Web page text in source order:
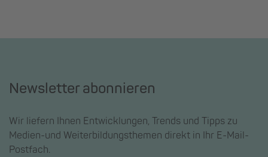
Newsletter abonnieren
Wir liefern Ihnen Entwicklungen, Trends und Tipps zu
Medien-und Weiterbildungsthemen direkt in Ihr E-Mail-
Postfach.